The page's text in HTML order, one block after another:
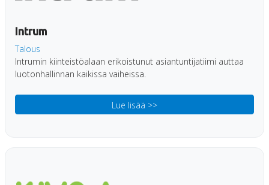
Intrum
Talous
Intrumin kiinteistöalaan erikoistunut asiantuntijatiimi auttaa
luotonhallinnan kaikissa vaiheissa.
Lue lisää >>